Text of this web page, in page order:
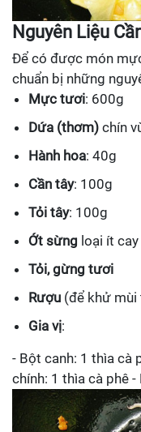
Nguyên Liệu
Để có được món
chuẩn bị những
Mực tươi: 600g
Dứa (thơm) chín
Hành hoa: 40g
Cần tây: 100g
Tỏi tây: 100g
Ớt sừng loại ít cay
Tỏi, gừng tươi
Rượu (để khử mùi
Gia vị:
- Bột canh: 1 thìa cà
chính: 1 thìa cà phê